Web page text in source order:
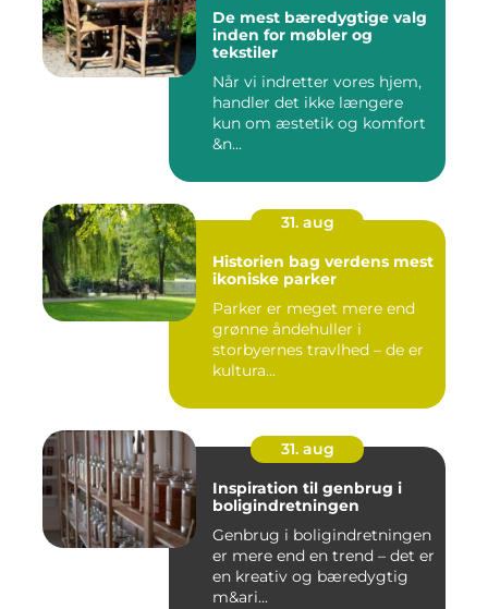
De mest bæredygtige valg
inden for møbler og
tekstiler
Når vi indretter vores hjem,
handler det ikke længere
kun om æstetik og komfort
&n...
31. aug
Historien bag verdens mest
ikoniske parker
Parker er meget mere end
grønne åndehuller i
storbyernes travlhed – de er
kultura...
31. aug
Inspiration til genbrug i
boligindretningen
Genbrug i boligindretningen
er mere end en trend – det er
en kreativ og bæredygtig
m&ari...